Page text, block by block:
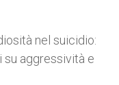
nel suicidio:
aggressività e